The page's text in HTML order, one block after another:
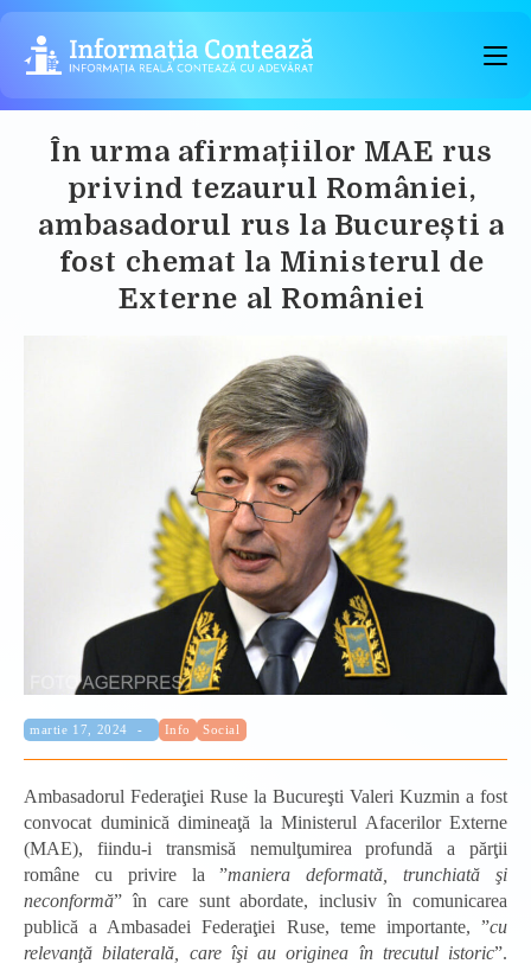
Skip
content
În urma afirmațiilor MAE rus
privind tezaurul României,
ambasadorul rus la București a
fost chemat la Ministerul de
Externe al României
Publicat:
martie 17, 2024 Categorie:
Info Social
Ambasadorul Federaţiei Ruse la Bucureşti Valeri Kuzmin a fost
convocat duminică dimineaţă la Ministerul Afacerilor Externe
(MAE), fiindu-i transmisă nemulţumirea profundă a părţii
române cu privire la ”maniera deformată, trunchiată şi
neconformă” în care sunt abordate, inclusiv în comunicarea
publică a Ambasadei Federaţiei Ruse, teme importante, ”cu
relevanţă bilaterală, care îşi au originea în trecutul istoric”.